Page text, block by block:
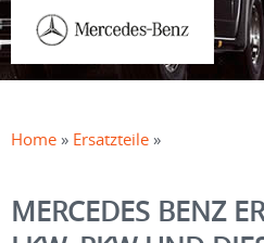
Home » ersatzteile »
MERCEDES BENZ